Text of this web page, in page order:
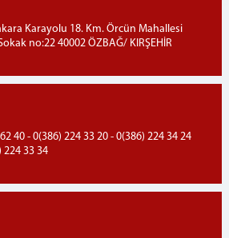
Karayolu 18. Km. Örcün Mahallesi
no:22 40002 ÖZBAĞ/ KIRŞEHİR
40 - 0(386) 224 33 20 - 0(386) 224 34 24
224 33 34